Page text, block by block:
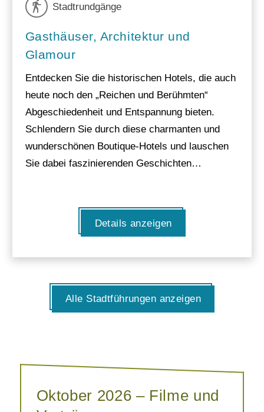
Stadtrundgänge
Gasthäuser, Architektur und
Glamour
Entdecken Sie die historischen Hotels, die auch
heute noch den „Reichen und Berühmten“
Abgeschiedenheit und Entspannung bieten.
Schlendern Sie durch diese charmanten und
wunderschönen Boutique-Hotels und lauschen
Sie dabei faszinierenden Geschichten…
Details anzeigen
Alle Stadtführungen anzeigen
Oktober 2026 – Filme und